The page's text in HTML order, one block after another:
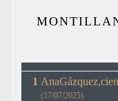
(17/07/2025)